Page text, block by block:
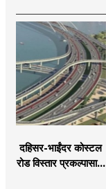
सुरुवात;
दहिसर-भाईंदर कोस्टल
रोड विस्तार प्रकल्पासाठी